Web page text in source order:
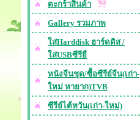
ตะกร้าสินค้า
Gallery รวมภาพ
ใส่Harddisk ฮาร์ดดิส /
ใส่USBซีรียื
หนังจีนชุด/ซื้อซีรีย์จีน(เก่า-
ใหม่ หายาก)TVB
ซีรีย์ไต้หวัน(เก่า-ใหม่)